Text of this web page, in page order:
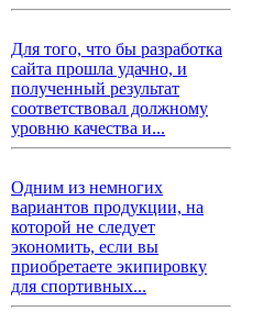
Для того, что бы разработка
сайта прошла удачно, и
полученный результат
соответствовал должному
уровню качества и...
Одним из немногих
вариантов продукции, на
которой не следует
экономить, если вы
приобретаете экипировку
для спортивных...